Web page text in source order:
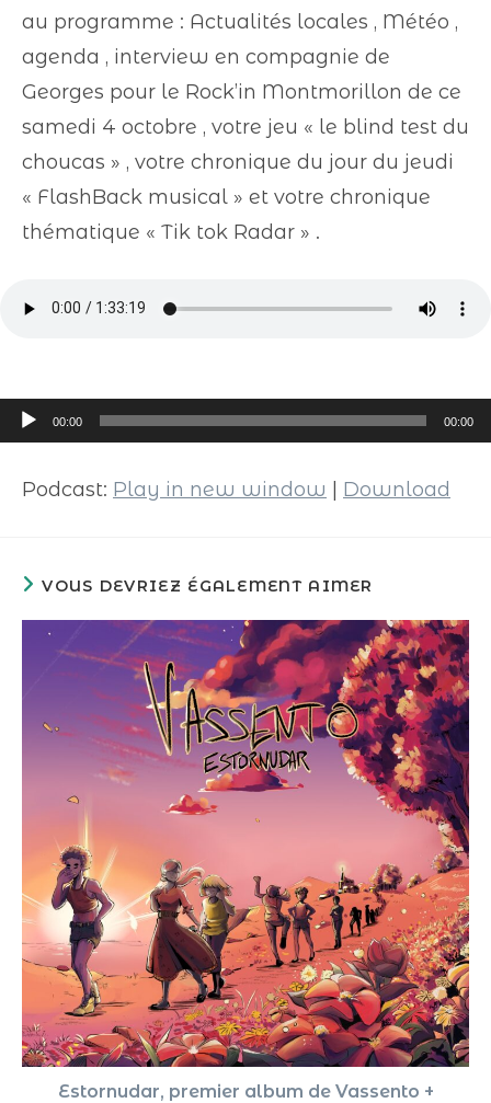
au programme : Actualités locales , Météo ,
agenda , interview en compagnie de
Georges pour le Rock’in Montmorillon de ce
samedi 4 octobre , votre jeu « le blind test du
choucas » , votre chronique du jour du jeudi
« FlashBack musical » et votre chronique
thématique « Tik tok Radar » .
Lecteur
audio
00:00 00:00
Podcast: Play in new window Download
VOUS DEVRIEZ ÉGALEMENT AIMER
Estornudar, premier album de Vassento +